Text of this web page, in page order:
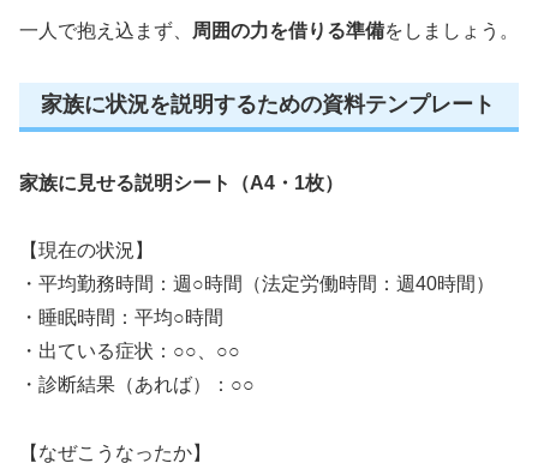
一人で抱え込まず、 周囲の力を借りる準備をしましょう。
家族に状況を説明するための資料テンプレート
家族に見せる説明シート（A4・1枚）
【現在の状況】
・平均勤務時間：週○時間（法定労働時間：週40時間）
・睡眠時間：平均○時間
・出ている症状：○○、○○
・診断結果（あれば）：○○
【なぜこうなったか】